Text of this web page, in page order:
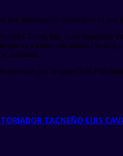
hay información concreta de lo
Tacna, Ing. Justo Sarmiento
que va a tomar esta quizás afecte
adelantó.
miércoles por la tarde (3:00 PM)
TACNEÑO LUIS